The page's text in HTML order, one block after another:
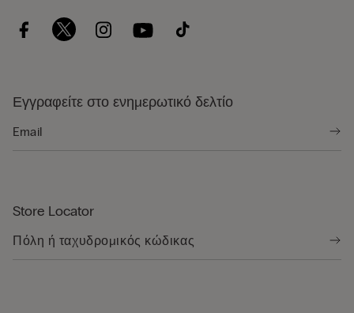
Εγγραφείτε στο ενημερωτικό δελτίο
Store Locator